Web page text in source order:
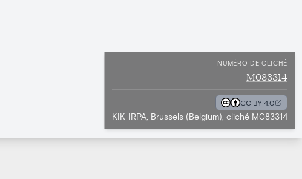
NUMÉRO DE CLICHÉ
M083314
CC BY 4.0
KIK-IRPA, Brussels (Belgium), cliché M083314